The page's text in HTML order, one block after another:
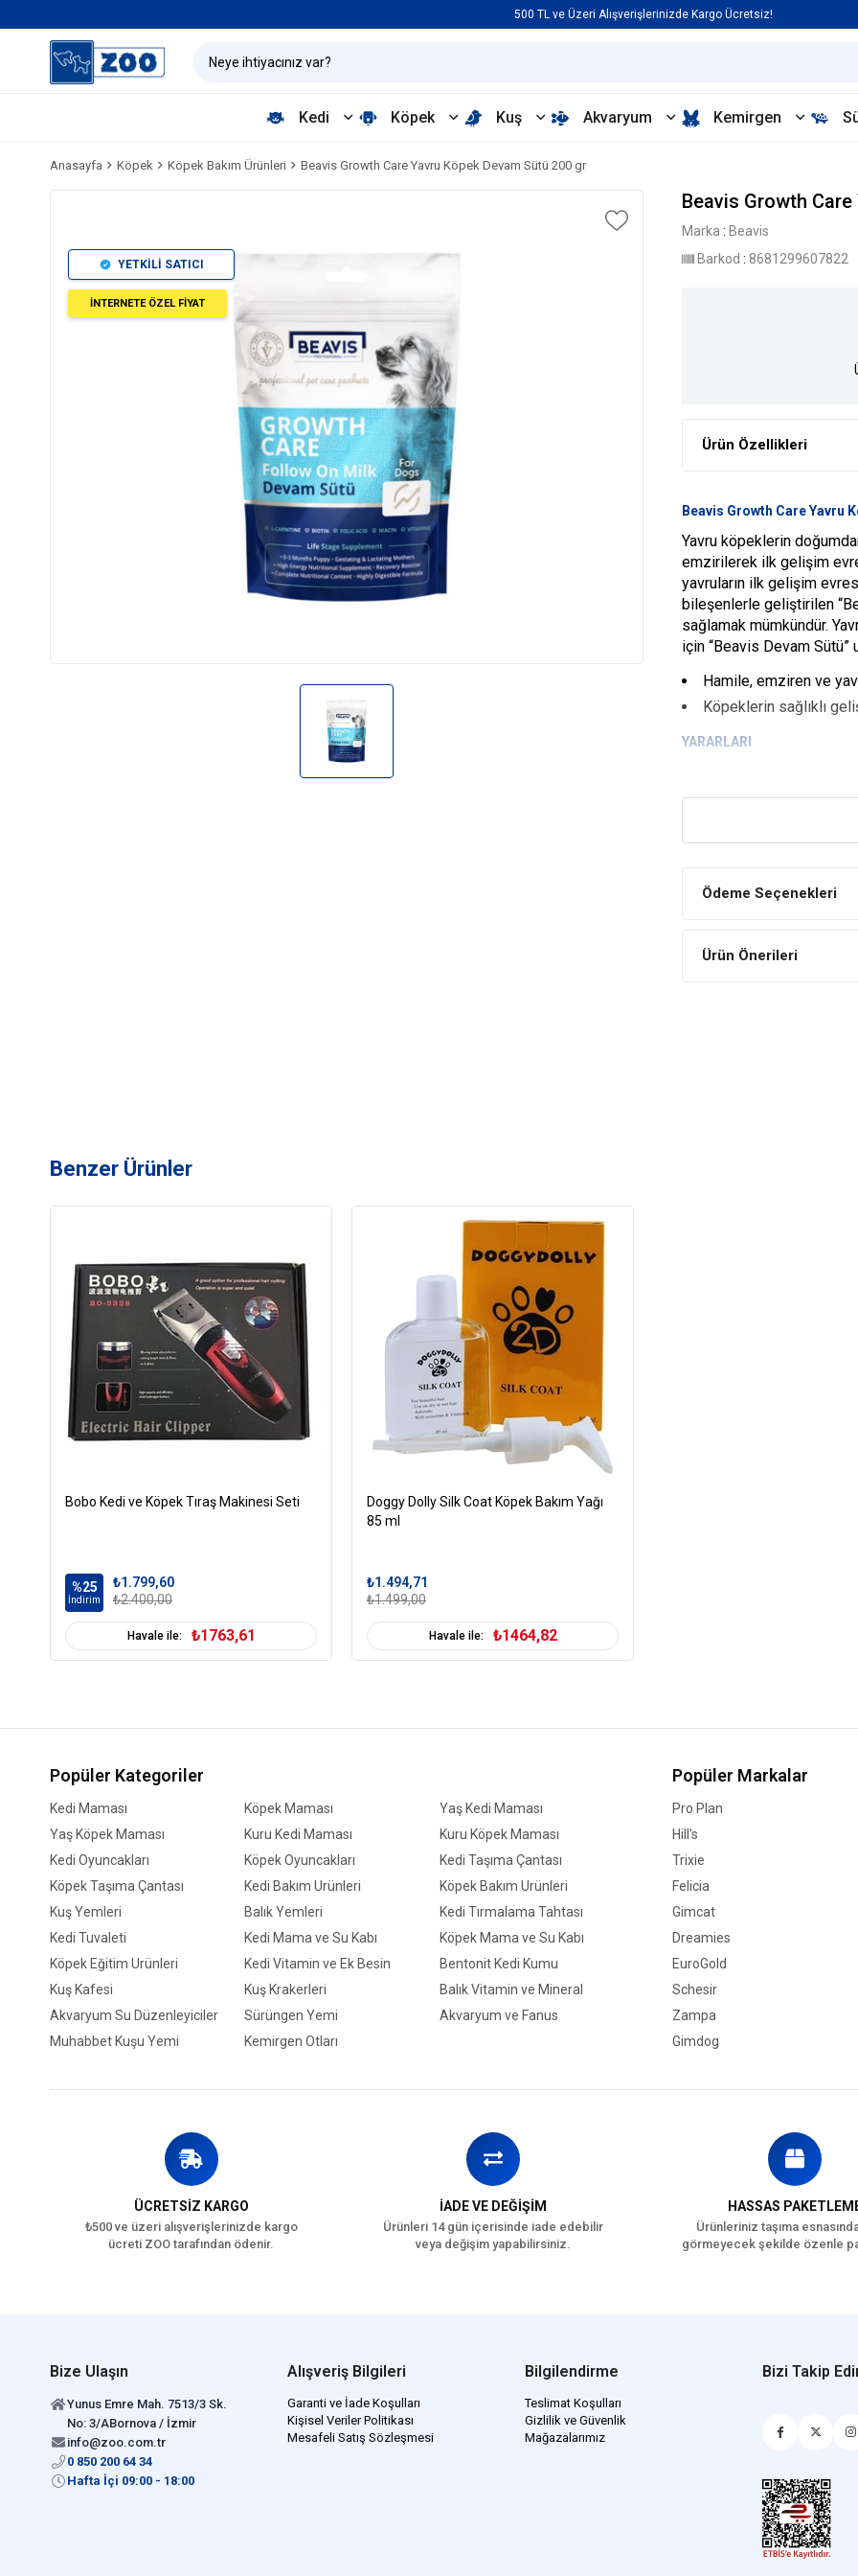
500 TL ve Üzeri Alışverişlerinizde Kargo Ücretsiz!
Kedi Köpek Kuş Akvaryum Kemirgen
Anasayfa Köpek Köpek Bakım Ürünleri Beavis Growth Care Yavru Köpek Devam Sütü 200 gr
YETKİLİ SATICI
İNTERNETE ÖZEL FİYAT
Beavis Growth
Marka : Beavis
Barkod : 8681299607822
Ürün Özellikleri
Beavis Growth Care Yavru
Yavru köpeklerin
emzirilerek ilk gelişim
yavruların ilk gelişim
bileşenlerle geliştirilen
sağlamak mümkündür.
için “Beavis Devam
Hamile, emziren ve
Köpeklerin sağlıklı
YARARLARI
Hamile ve emziren anne
kendilerinin ve
Beslenme seviyesi
ile hekiminizin önerdiği
Ödeme Seçenekleri
Ürün Önerileri
Benzer Ürünler
Bobo Kedi ve Köpek Tıraş Makinesi Seti
%25
İndirim
₺1.799,60
₺2.400,00
Havale ile: ₺1763,61
Doggy Dolly Silk Coat Köpek Bakım Yağı
85 ml
₺1.494,71
₺1.499,00
Havale ile: ₺1464,82
Popüler Kategoriler
Kedi Maması Köpek Maması
Yaş Kedi Maması
Yaş Köpek Maması
Kuru Kedi Maması
Kuru Köpek Maması
Kedi Oyuncakları
Köpek Oyuncakları
Kedi Taşıma Çantası
Köpek Taşıma Çantası
Kedi Bakım Ürünleri
Köpek Bakım Ürünleri
Kuş Yemleri
Balık Yemleri
Kedi Tırmalama Tahtası
Kedi Tuvaleti
Kedi Mama ve Su Kabı
Köpek Mama ve Su Kabı
Köpek Eğitim Ürünleri
Kedi Vitamin ve Ek Besin
Bentonit Kedi Kumu
Kuş Kafesi
Kuş Krakerleri
Balık Vitamin ve Mineral
Akvaryum Su Düzenleyiciler
Sürüngen Yemi
Akvaryum ve Fanus
Muhabbet Kuşu Yemi
Kemirgen Otları
Popüler Markalar
Pro Plan
Hill's
Trixie
Felicia
Gimcat
Dreamies
EuroGold
Schesir
Zampa
Gimdog
ÜCRETSİZ KARGO
₺500 ve üzeri alışverişlerinizde kargo
ücreti ZOO tarafından ödenir.
İADE VE DEĞİŞİM
Ürünleri 14 gün içerisinde iade edebilir
veya değişim yapabilirsiniz.
HASSAS
Ürünleriniz taşıma
görmeyecek şekilde özenle
Bize Ulaşın
Yunus Emre Mah. 7513/3 Sk.
No: 3/ABornova / İzmir
info@zoo.com.tr
0 850 200 64 34
Hafta İçi 09:00 - 18:00
Alışveriş Bilgileri
Garanti ve İade Koşulları
Kişisel Veriler Politikası
Mesafeli Satış Sözleşmesi
Bilgilendirme
Teslimat Koşulları
Gizlilik ve Güvenlik
Mağazalarımız
Bizi Takip